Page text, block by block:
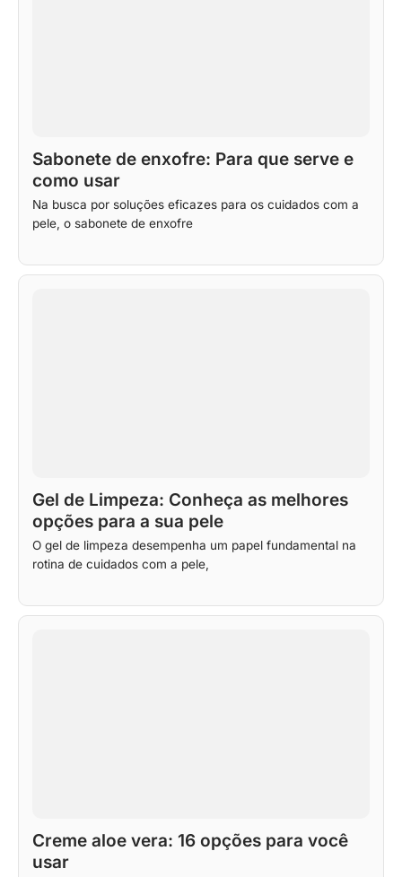
Sabonete de enxofre: Para que serve e
como usar
Na busca por soluções eficazes para os cuidados com a
pele, o sabonete de enxofre
Gel de Limpeza: Conheça as melhores
opções para a sua pele
O gel de limpeza desempenha um papel fundamental na
rotina de cuidados com a pele,
Creme aloe vera: 16 opções para você
usar